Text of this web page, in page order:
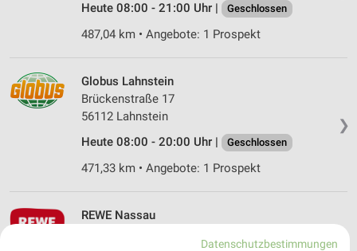
Heute 08:00 - 21:00 Uhr |
Geschlossen
487,04 km • Angebote: 1 Prospekt
❯
Globus Lahnstein
Brückenstraße 17
56112 Lahnstein
Heute 08:00 - 20:00 Uhr |
Geschlossen
471,33 km • Angebote: 1 Prospekt
REWE Nassau
Datenschutzbestimmungen